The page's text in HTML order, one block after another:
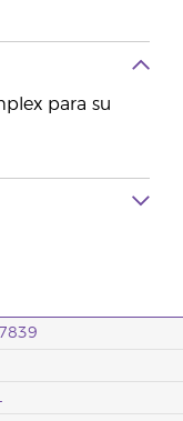
para su